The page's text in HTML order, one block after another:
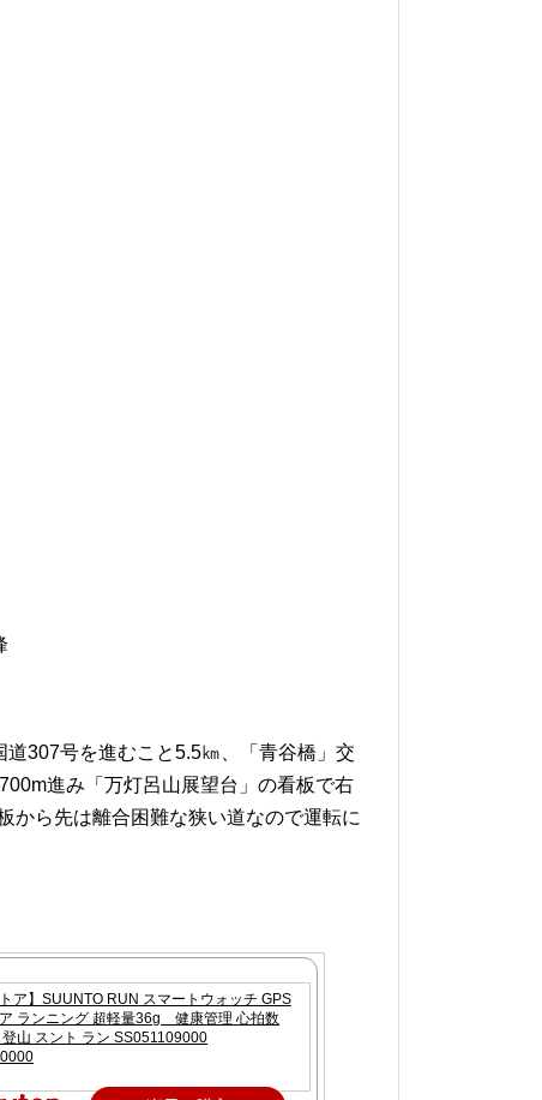
307号を進むこと5.5㎞、「青谷橋」交
進み「万灯呂山展望台」の看板で右
から先は離合困難な狭い道なので運転に
トア】SUUNTO RUN スマートウォッチ GPS
ランニング 超軽量36g 健康管理 心拍数
登山 スント ラン SS051109000